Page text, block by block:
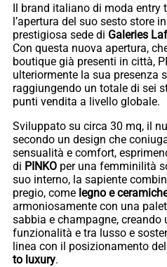
Il brand italiano di moda entry
l’apertura del suo sesto store
prestigiosa sede di Galeries
Con questa nuova apertura,
boutique già presenti in città,
ulteriormente la sua presenza
raggiungendo un totale di sei
punti vendita a livello globale.
Sviluppato su circa 30 mq, il
secondo un design che
sensualità e comfort,
di PINKO per una femminilità
suo interno, la sapiente
pregio, come legno e
armoniosamente con una
sabbia e champagne, creando
funzionalità e tra lusso e
linea con il posizionamento
to luxury.